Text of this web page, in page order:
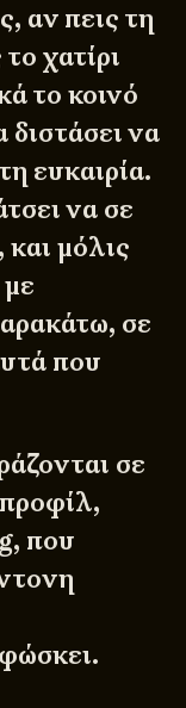
αν πεις τη
χατίρι
το κοινό
διστάσει να
ευκαιρία.
να σε
και μόλις
σε
που
σε
που